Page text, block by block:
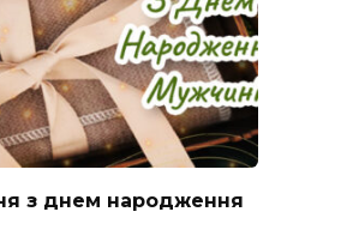
з днем народження